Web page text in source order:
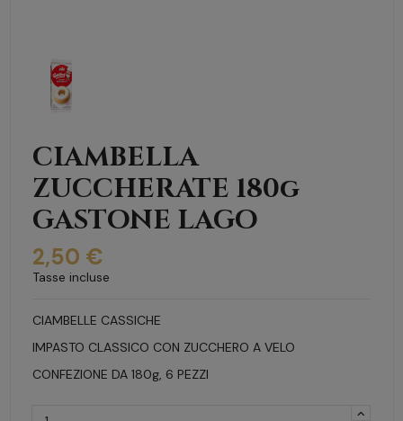
CIAMBELLA
ZUCCHERATE 180g
GASTONE LAGO
2,50 €
Tasse incluse
CIAMBELLE CASSICHE
IMPASTO CLASSICO CON ZUCCHERO A VELO
CONFEZIONE DA 180g, 6 PEZZI